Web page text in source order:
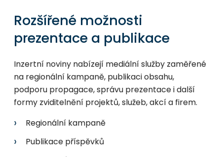
Rozšířené možnosti
prezentace a publikace
Inzertní noviny nabízejí mediální služby zaměřené
na regionální kampaně, publikaci obsahu,
podporu propagace, správu prezentace i další
formy zviditelnění projektů, služeb, akcí a firem.
Regionální kampaně
Publikace příspěvků